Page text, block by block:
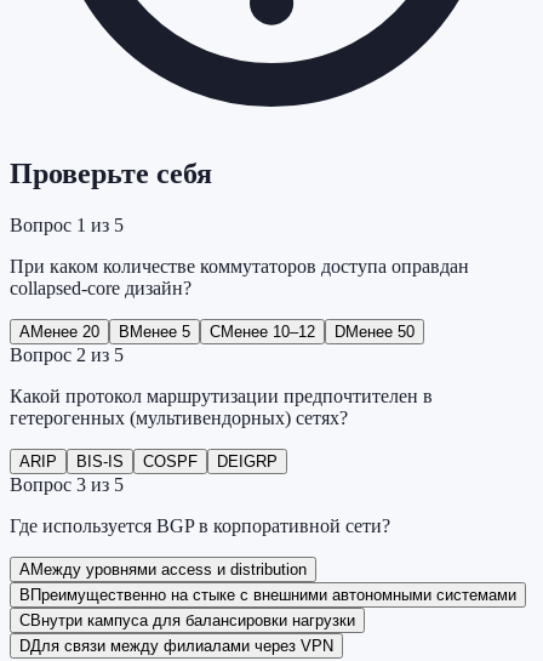
Проверьте себя
Вопрос 1 из 5
При каком количестве коммутаторов доступа оправдан
collapsed-core дизайн?
AМенее 20 B Менее 5 CМенее 10–12 DМенее 50
Вопрос 2 из 5
Какой протокол маршрутизации предпочтителен в
гетерогенных (мультивендорных) сетях?
ARIP B IS-IS COSPF DEIGRP
Вопрос 3 из 5
Где используется BGP в корпоративной сети?
AМежду уровнями access и distribution
B Преимущественно на стыке с внешними автономными системами
CВнутри кампуса для балансировки нагрузки
DДля связи между филиалами через VPN